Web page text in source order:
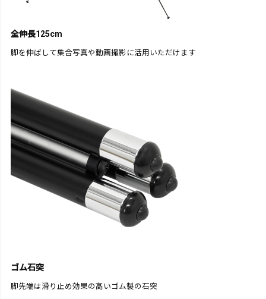
全伸長125cm
脚を伸ばして集合写真や動画撮影に活用いただけます
ゴム石突
脚先端は滑り止め効果の高いゴム製の石突